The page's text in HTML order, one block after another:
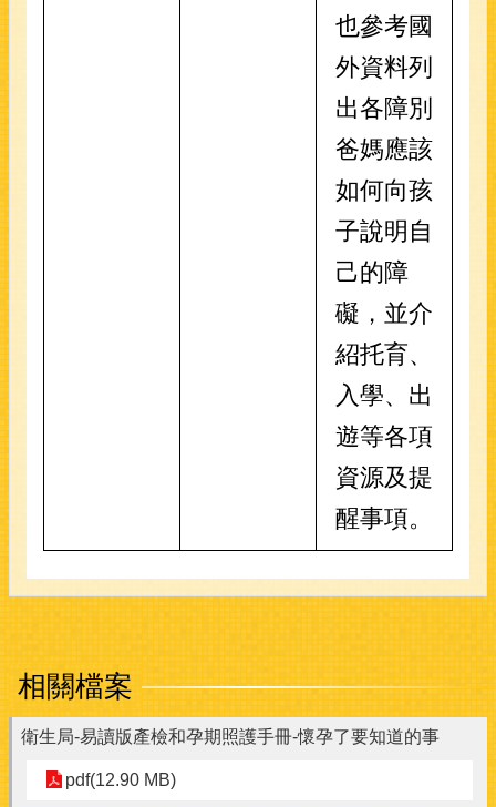
也參考國
外資料列
出各障別
爸媽應該
如何向孩
子說明自
己的障
礙，並介
紹托育、
入學、出
遊等各項
資源及提
醒事項。
相關檔案
衛生局-易讀版產檢和孕期照護手冊-懷孕了要知道的事
pdf(12.90 MB)